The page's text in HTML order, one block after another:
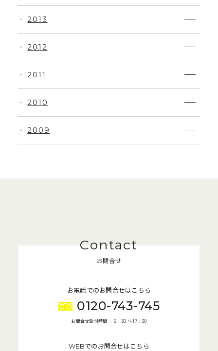
・ 2009
・ 2010
・ 2011
・ 2012
・ 2013
お問合せ
お電話でのお問合せはこちら
0120-743-745
お問合せ受付時間 ： 8：30 〜 17：30
WEBでのお問合せはこちら